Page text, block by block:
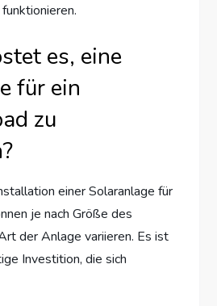
es, eine
für ein
zu
einer Solaranlage für
je nach Größe des
der Anlage variieren. Es ist
Investition, die sich